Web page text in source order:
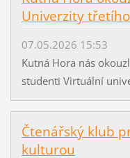
Univerzity
07.05.2026 15:53
Kutná Hora nás
studenti Virtuální
Čtenářský klub
kulturou